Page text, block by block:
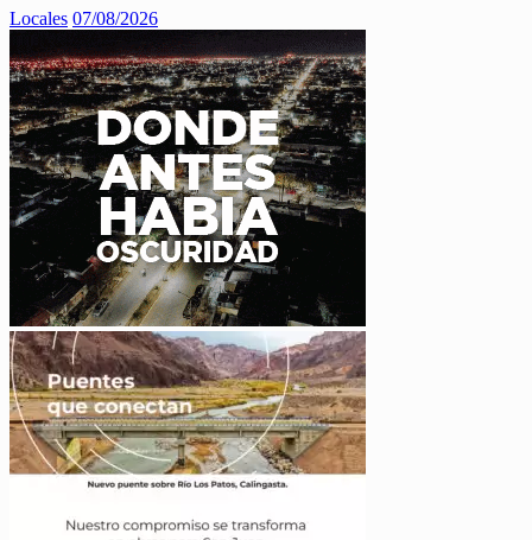
Locales 07/08/2026